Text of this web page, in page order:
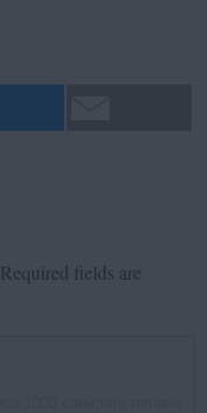
Required fields are